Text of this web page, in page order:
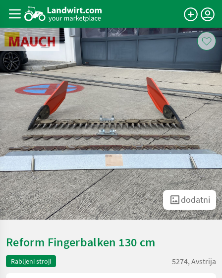
dodatni
Reform Fingerbalken 130 cm
Rabljeni stroji 5274, Avstrija